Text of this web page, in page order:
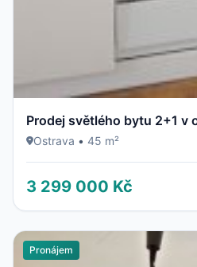
Ostrava • 45 m²
3 299 000 Kč
Pronájem